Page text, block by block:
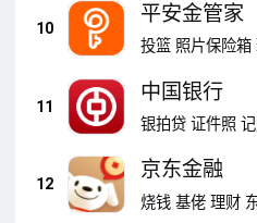
10
平安金管家
投篮 照片保险箱
11
中国银行
银拍贷 证件照
12
京东金融
烧钱 基佬 理财